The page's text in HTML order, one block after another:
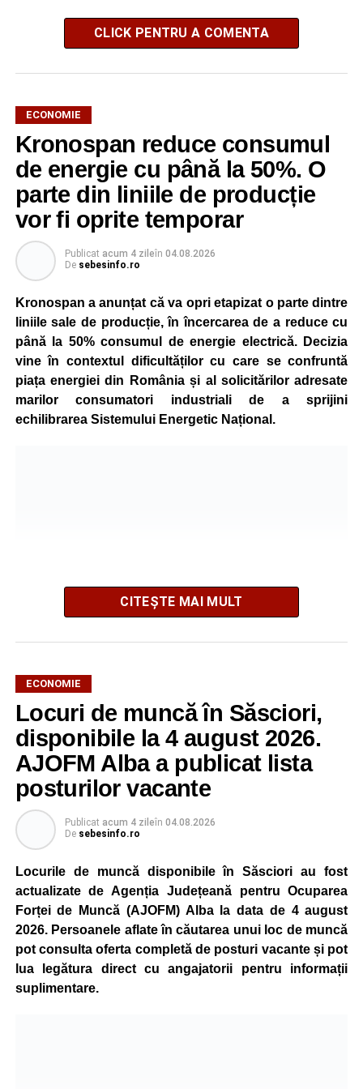
CLICK PENTRU A COMENTA
ECONOMIE
Kronospan reduce consumul
de energie cu până la 50%. O
parte din liniile de producție
vor fi oprite temporar
Publicat acum 4 zileîn 04.08.2026
De sebesinfo.ro
Kronospan a anunțat că va opri etapizat o parte dintre
liniile sale de producție, în încercarea de a reduce cu
până la 50% consumul de energie electrică. Decizia
vine în contextul dificultăților cu care se confruntă
piața energiei din România și al solicitărilor adresate
marilor consumatori industriali de a sprijini
echilibrarea Sistemului Energetic Național.
Potrivit unui comunicat al companiei, măsura va fi aplicată
gradual, în funcție de necesitățile sistemului energetic.
Reprezentanții Kronospan precizează că evoluția situației
este monitorizată permanent, iar activitatea va reveni la
capacitate normală imediat ce condițiile vor permite.
Compania dă asigurări că oprirea temporară a unor linii
de producție nu va afecta livrările către clienți.
Kronospan se numără printre cei mai mari consumatori de
energie electrică din România. O parte din necesarul
energetic este acoperită prin producția proprie de energie,
realizată cu ajutorul panourilor fotovoltaice și al unităților
de cogenerare.
Reprezentanții companiei afirmă că vor continua
colaborarea cu autoritățile și operatorii din domeniul
energetic pentru a contribui la depășirea perioadei dificile
CITEȘTE MAI MULT
ECONOMIE
Locuri de muncă în Săsciori,
disponibile la 4 august 2026.
AJOFM Alba a publicat lista
posturilor vacante
Publicat acum 4 zileîn 04.08.2026
De sebesinfo.ro
Locurile de muncă disponibile în Săsciori au fost
actualizate de Agenția Județeană pentru Ocuparea
Forței de Muncă (AJOFM) Alba la data de 4 august
2026. Persoanele aflate în căutarea unui loc de muncă
pot consulta oferta completă de posturi vacante și pot
lua legătura direct cu angajatorii pentru informații
suplimentare.